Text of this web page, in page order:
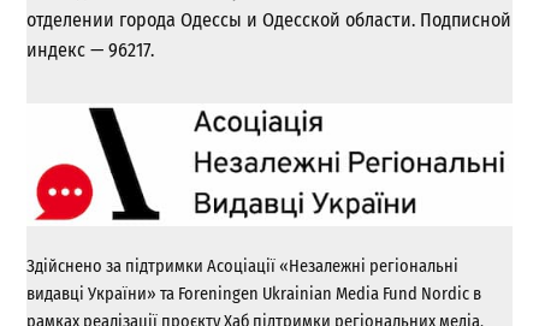
отделении города Одессы и Одесской области. Подписной
индекс — 96217.
Здійснено за підтримки Асоціації «Незалежні регіональні
видавці України» та Foreningen Ukrainian Media Fund Nordic в
рамках реалізації проєкту Хаб підтримки регіональних медіа.